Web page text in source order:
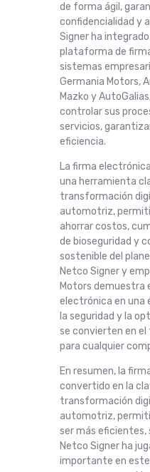
de forma ágil,
confidencialidad y
Signer ha
plataforma de
sistemas
Germania Motors,
Mazko y
controlar sus
servicios,
eficiencia.
La firma
una herramienta
transformación
automotriz,
ahorrar costos,
de bioseguridad y
sostenible del
Netco Signer y
Motors demuestra
electrónica en una
la seguridad y la
se convierten en
para cualquier
En resumen, la
convertido en la
transformación
automotriz,
ser más eficientes,
Netco Signer ha
importante en